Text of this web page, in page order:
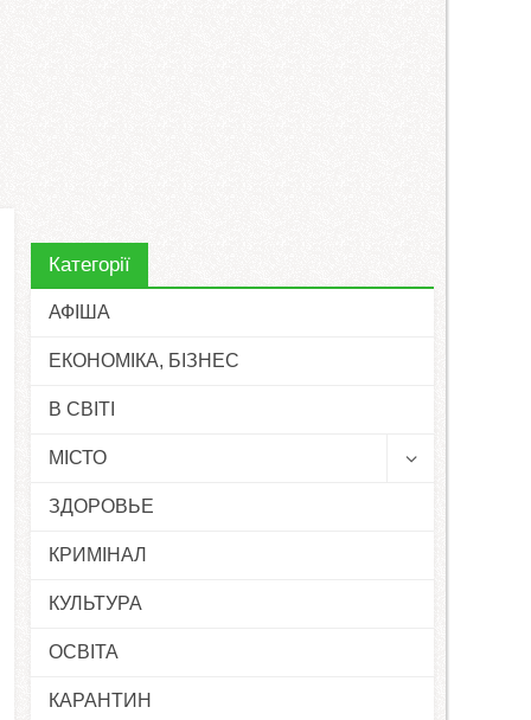
Категорії
АФІША
ЕКОНОМІКА, БІЗНЕС
В СВІТІ
МІСТО
ЗДОРОВЬЕ
КРИМІНАЛ
КУЛЬТУРА
ОСВІТА
КАРАНТИН